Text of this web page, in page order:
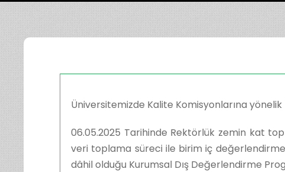
Üniversitemizde Kalite Komisyonlarına
06.05.2025 Tarihinde Rektörlük zemin kat
veri toplama süreci ile birim iç değerlendirme
dâhil olduğu Kurumsal Dış Değerlendirme